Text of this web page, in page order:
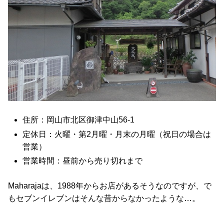
住所：岡山市北区御津中山56-1
定休日：火曜・第2月曜・月末の月曜（祝日の場合は
営業）
営業時間：昼前から売り切れまで
Maharajaは、1988年からお店があるそうなのですが、で
もセブンイレブンはそんな昔からなかったような…。